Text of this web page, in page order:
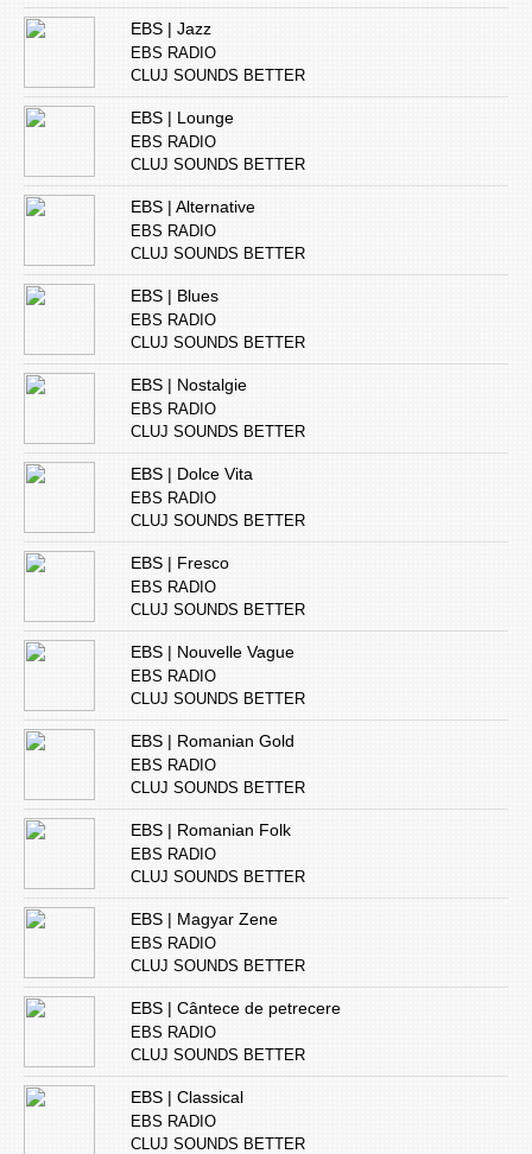
EBS | Jazz
EBS RADIO
CLUJ SOUNDS BETTER
EBS | Lounge
EBS RADIO
CLUJ SOUNDS BETTER
EBS | Alternative
EBS RADIO
CLUJ SOUNDS BETTER
EBS | Blues
EBS RADIO
CLUJ SOUNDS BETTER
EBS | Nostalgie
EBS RADIO
CLUJ SOUNDS BETTER
EBS | Dolce Vita
EBS RADIO
CLUJ SOUNDS BETTER
EBS | Fresco
EBS RADIO
CLUJ SOUNDS BETTER
EBS | Nouvelle Vague
EBS RADIO
CLUJ SOUNDS BETTER
EBS | Romanian Gold
EBS RADIO
CLUJ SOUNDS BETTER
EBS | Romanian Folk
EBS RADIO
CLUJ SOUNDS BETTER
EBS | Magyar Zene
EBS RADIO
CLUJ SOUNDS BETTER
EBS | Cântece de petrecere
EBS RADIO
CLUJ SOUNDS BETTER
EBS | Classical
EBS RADIO
CLUJ SOUNDS BETTER